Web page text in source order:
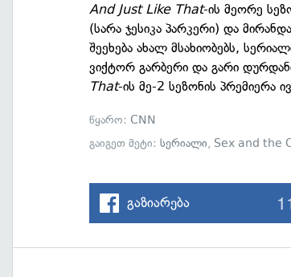
And Just Like That-ის მეორე
(სარა ჯესიკა პარკერი) და
შეეხება ახალ მსახიობებს,
ვიქტორ გარბერი და გარი
That-ის მე-2 სეზონის პრემიერა
წყარო:CNN
გაიგეთ მეტი:სერიალი, Sex and the
გაზიარება